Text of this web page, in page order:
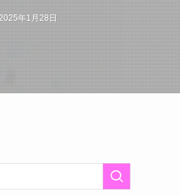
年1月28日